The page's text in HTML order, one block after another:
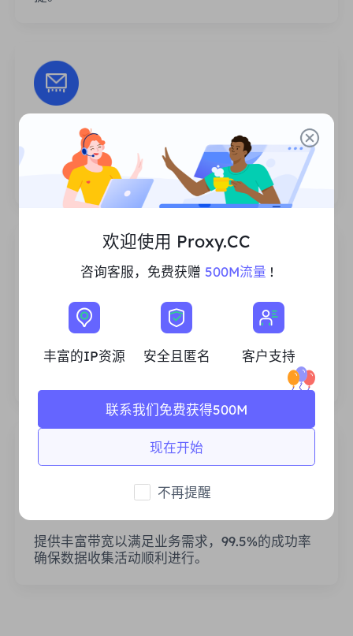
无限的会话
代理的使用次数或调用频率没有限制。您可以一
次生成大量代理。
丰富的住宅IP资源
不断努力扩大现有的代理池，以满足每一个客户
提供丰富带宽以满足业务需求，99.5%的成功率
确保数据收集活动顺利进行。
欢迎使用 Proxy.CC
咨询客服，免费获赠 500M流量 !
丰富的IP资源 安全且匿名 客户支持
现在开始
联系我们免费获得500M
不再提醒